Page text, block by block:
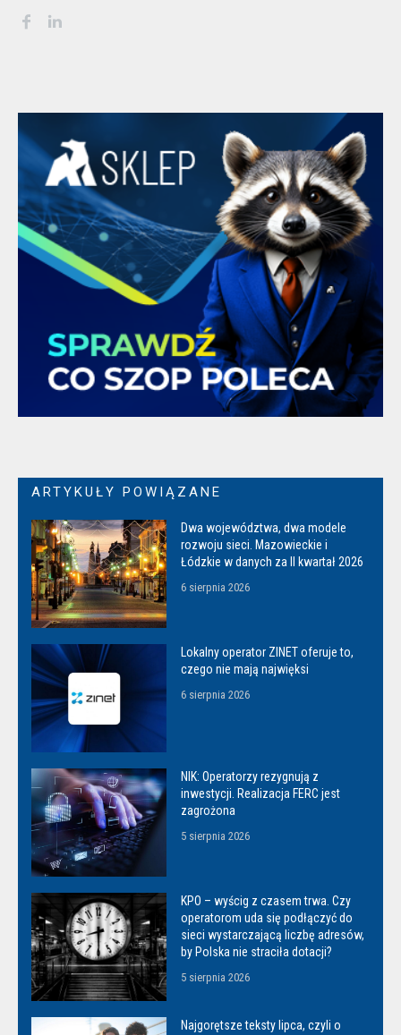
ARTYKUŁY POWIĄZANE
Dwa województwa, dwa modele
rozwoju sieci. Mazowieckie i
Łódzkie w danych za II kwartał 2026
6 sierpnia 2026
Lokalny operator ZINET oferuje to,
czego nie mają najwięksi
6 sierpnia 2026
NIK: Operatorzy rezygnują z
inwestycji. Realizacja FERC jest
zagrożona
5 sierpnia 2026
KPO – wyścig z czasem trwa. Czy
operatorom uda się podłączyć do
sieci wystarczającą liczbę adresów,
by Polska nie straciła dotacji?
5 sierpnia 2026
Najgorętsze teksty lipca, czyli o